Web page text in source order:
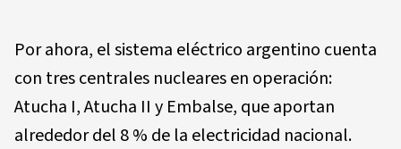
Por ahora, el sistema eléctrico argentino cuenta
con tres centrales nucleares en operación:
Atucha I, Atucha II y Embalse, que aportan
alrededor del 8 % de la electricidad nacional.